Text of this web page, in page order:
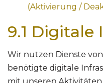
(Aktivierung /
9.1
Wir nutzen Dienste
benötigte digitale